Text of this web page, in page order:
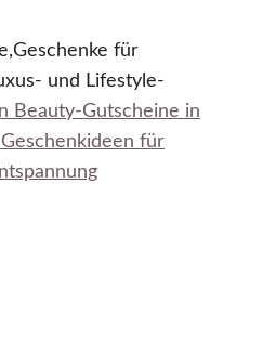
für
und Lifestyle-
Beauty-Gutscheine in
für